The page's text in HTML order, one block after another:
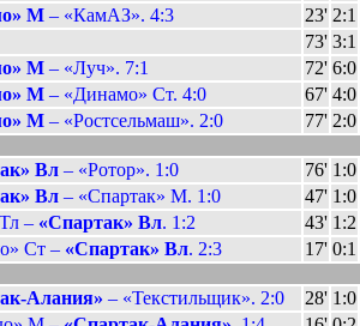
М– «КамАЗ». 4:3 23' 2:1
73' 3:1
М– «Луч». 7:1 72' 6:0
М– «Динамо» Ст. 4:0 67' 4:0
М– «Ростсельмаш». 2:0 77' 2:0
Вл– «Ротор». 1:0 76' 1:0
Вл– «Спартак» М. 1:0 47' 1:0
– «Спартак» Вл. 1:2 43' 1:2
Ст – «Спартак» Вл. 2:3 17' 0:1
Алания» – «Текстильщик». 2:0 28' 1:0